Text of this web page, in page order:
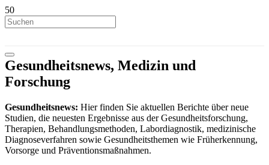
Gesundheitsnews, Medizin und
Forschung
Gesundheitsnews: Hier finden Sie aktuellen Berichte über neue
Studien, die neuesten Ergebnisse aus der Gesundheitsforschung,
Therapien, Behandlungsmethoden, Labordiagnostik, medizinische
Diagnoseverfahren sowie Gesundheitsthemen wie Früherkennung,
Vorsorge und Präventionsmaßnahmen.